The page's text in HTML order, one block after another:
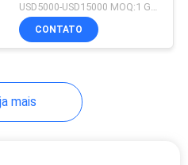
para a
USD5000-USD15000 MOQ:1 GRUPO
CONTATO
mais